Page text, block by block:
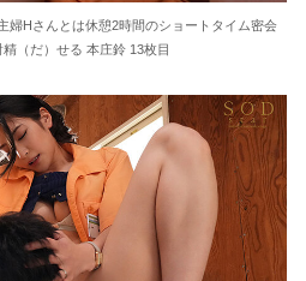
婦Hさんとは休憩2時間のショートタイム密会
（だ）せる 本庄鈴 13枚目